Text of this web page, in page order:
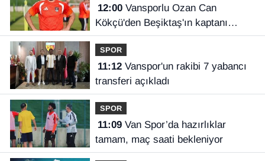
12:00Vansporlu Ozan Can
Kökçü'den Beşiktaş'ın kaptanı
kardeşi Orkun'a destek
SPOR
11:12Vanspor'un rakibi 7 yabancı
transferi açıkladı
SPOR
11:09Van Spor’da hazırlıklar
tamam, maç saati bekleniyor